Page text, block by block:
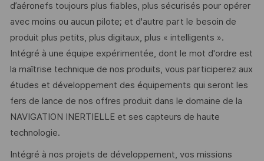
d’aéronefs toujours plus fiables, plus sécurisés pour opérer
avec moins ou aucun pilote; et d'autre part le besoin de
produit plus petits, plus digitaux, plus « intelligents ».
Intégré à une équipe expérimentée, dont le mot d'ordre est
la maîtrise technique de nos produits, vous participerez aux
études et développement des équipements qui seront les
fers de lance de nos offres produit dans le domaine de la
NAVIGATION INERTIELLE et ses capteurs de haute
technologie.
Intégré à nos projets de développement, vos missions